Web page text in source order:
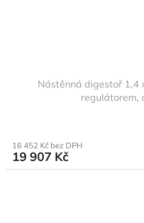
Nástěnná digestoř 1,4
regulátorem,
16 452 Kč bez DPH
19 907 Kč